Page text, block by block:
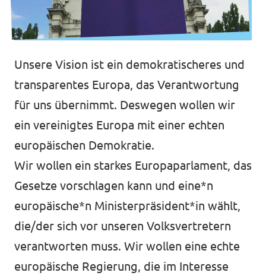
Unsere Vision ist ein demokratischeres und
transparentes Europa, das Verantwortung
für uns übernimmt. Deswegen wollen wir
ein vereinigtes Europa mit einer echten
europäischen Demokratie.
Wir wollen ein starkes Europaparlament, das
Gesetze vorschlagen kann und eine*n
europäische*n Ministerpräsident*in wählt,
die/der sich vor unseren Volksvertretern
verantworten muss. Wir wollen eine echte
europäische Regierung, die im Interesse